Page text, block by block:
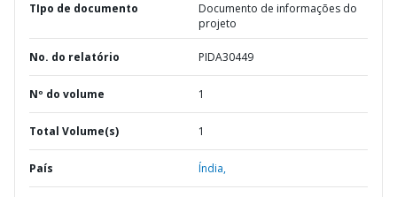
TIpo de documento
Documento de informações do
projeto
No. do relatório PIDA30449
Nº do volume 1
Total Volume(s) 1
País Índia,